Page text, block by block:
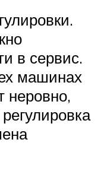
в сервис.
машинах
неровно,